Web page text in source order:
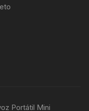
Portátil Mini